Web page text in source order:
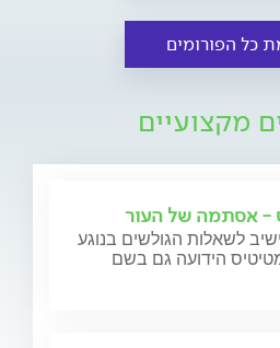
כל הפורומים
מקצועיים
- אסתמה של העור
לשאלות הגולשים בנוגע
הידועה גם בשם